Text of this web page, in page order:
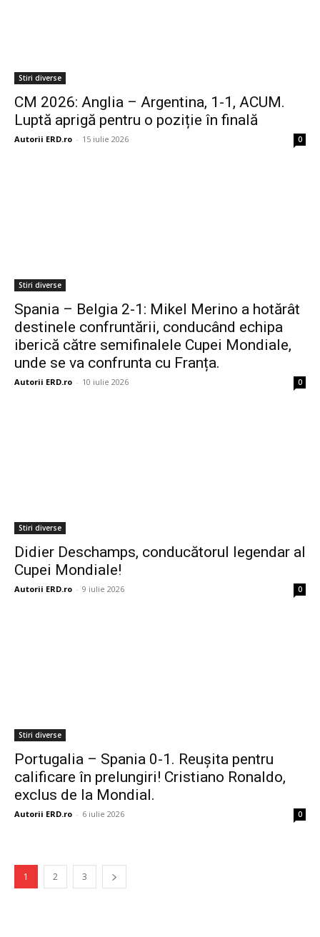
Stiri diverse
CM 2026: Anglia – Argentina, 1-1, ACUM.
Luptă aprigă pentru o poziție în finală
Autorii ERD.ro - 15 iulie 2026 0
Stiri diverse
Spania – Belgia 2-1: Mikel Merino a hotărât
destinele confruntării, conducând echipa
iberică către semifinalele Cupei Mondiale,
unde se va confrunta cu Franța.
Autorii ERD.ro - 10 iulie 2026 0
Stiri diverse
Didier Deschamps, conducătorul legendar al
Cupei Mondiale!
Autorii ERD.ro - 9 iulie 2026 0
Stiri diverse
Portugalia – Spania 0-1. Reușita pentru
calificare în prelungiri! Cristiano Ronaldo,
exclus de la Mondial.
Autorii ERD.ro - 6 iulie 2026 0
1 2 3